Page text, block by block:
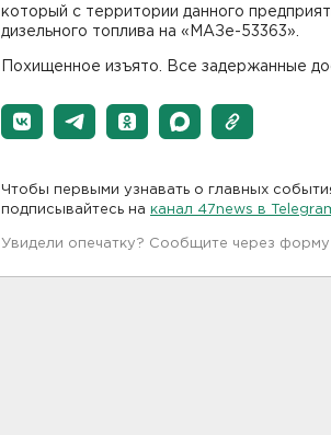
который с территории данного
дизельного топлива на «МАЗе-53363».
Похищенное изъято. Все задержанные
Чтобы первыми узнавать о главных
подписывайтесь на канал 47news в
Увидели опечатку? Сообщите через форму